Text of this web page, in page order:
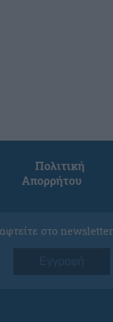
Πολιτική
Απορρήτου
στο
Εγγραφή